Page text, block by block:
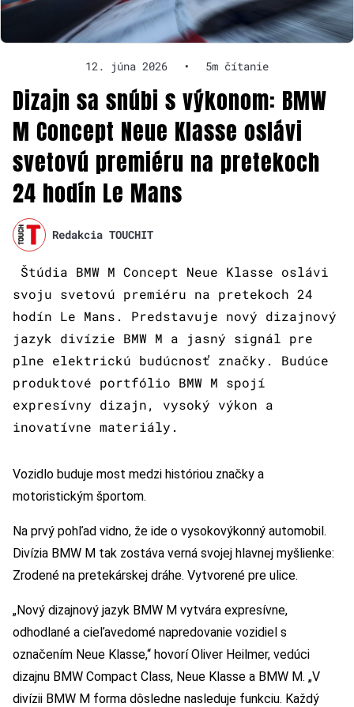
12. júna 2026 • 5m čítanie
Dizajn sa snúbi s výkonom: BMW
M Concept Neue Klasse oslávi
svetovú premiéru na pretekoch
24 hodín Le Mans
Redakcia TOUCHIT
Štúdia BMW M Concept Neue Klasse oslávi
svoju svetovú premiéru na pretekoch 24
hodín Le Mans. Predstavuje nový dizajnový
jazyk divízie BMW M a jasný signál pre
plne elektrickú budúcnosť značky. Budúce
produktové portfólio BMW M spojí
expresívny dizajn, vysoký výkon a
inovatívne materiály.
Vozidlo buduje most medzi históriou značky a
motoristickým športom.
Na prvý pohľad vidno, že ide o vysokovýkonný automobil.
Divízia BMW M tak zostáva verná svojej hlavnej myšlienke:
Zrodené na pretekárskej dráhe. Vytvorené pre ulice.
„Nový dizajnový jazyk BMW M vytvára expresívne,
odhodlané a cieľavedomé napredovanie vozidiel s
označením Neue Klasse,“ hovorí Oliver Heilmer, vedúci
dizajnu BMW Compact Class, Neue Klasse a BMW M. „V
divízii BMW M forma dôsledne nasleduje funkciu. Každý